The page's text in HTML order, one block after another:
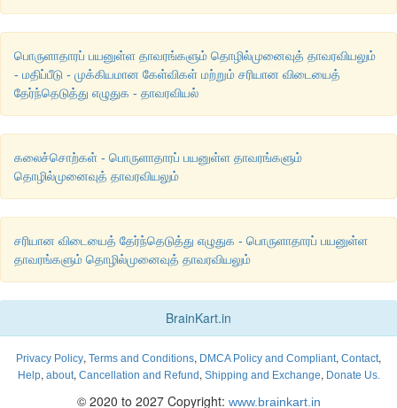
பொருளாதாரப் பயனுள்ள தாவரங்களும் தொழில்முனைவுத் தாவரவியலும்
- மதிப்பீடு - முக்கியமான கேள்விகள் மற்றும் சரியான விடையைத்
தேர்ந்தெடுத்து எழுதுக - தாவரவியல்
கலைச்சொற்கள் - பொருளாதாரப் பயனுள்ள தாவரங்களும்
தொழில்முனைவுத் தாவரவியலும்
சரியான விடையைத் தேர்ந்தெடுத்து எழுதுக - பொருளாதாரப் பயனுள்ள
தாவரங்களும் தொழில்முனைவுத் தாவரவியலும்
BrainKart.in
Privacy Policy, Terms and Conditions, DMCA Policy and Compliant, Contact,
Help, about, Cancellation and Refund , Shipping and Exchange, Donate Us.
© 2020 to 2027 Copyright: www.brainkart.in